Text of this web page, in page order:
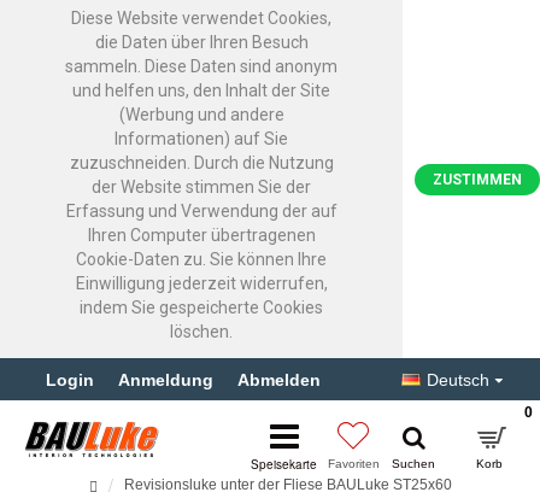
Diese Website verwendet Cookies,
die Daten über Ihren Besuch
sammeln. Diese Daten sind anonym
und helfen uns, den Inhalt der Site
(Werbung und andere
Informationen) auf Sie
zuzuschneiden. Durch die Nutzung
der Website stimmen Sie der
Erfassung und Verwendung der auf
Ihren Computer übertragenen
Cookie-Daten zu. Sie können Ihre
Einwilligung jederzeit widerrufen,
indem Sie gespeicherte Cookies
löschen.
ZUSTIMMEN
Login Anmeldung Abmelden Deutsch
0
Revisionsluke unter der Fliese BAULuke ST25x60